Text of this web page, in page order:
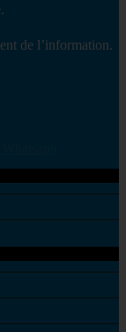
de l’information.